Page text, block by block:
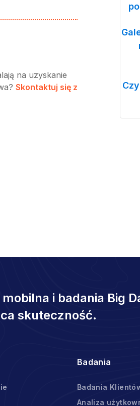
na uzyskanie
Skontaktuj się z
i badania Big
skuteczność.
Badania
Badania
Analiza